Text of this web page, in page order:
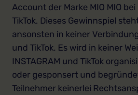
Account der Marke MIO MIO bei
TikTok. Dieses Gewinnspiel
ansonsten in keiner
und TikTok. Es wird in keiner
INSTAGRAM und TikTok
oder gesponsert und
Teilnehmer keinerlei